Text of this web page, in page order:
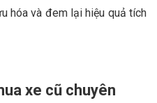
hóa và đem lại hiệu quả tích
xe cũ chuyên